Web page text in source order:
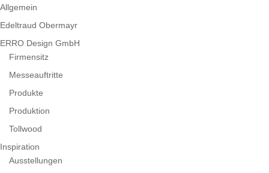
Allgemein
Edeltraud Obermayr
ERRO Design GmbH
Firmensitz
Messeauftritte
Produkte
Produktion
Tollwood
Inspiration
Ausstellungen